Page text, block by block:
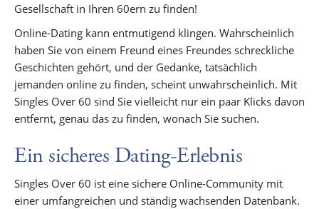
Gesellschaft in Ihren 60ern zu finden!
Online-Dating kann entmutigend klingen. Wahrscheinlich
haben Sie von einem Freund eines Freundes schreckliche
Geschichten gehört, und der Gedanke, tatsächlich
jemanden online zu finden, scheint unwahrscheinlich. Mit
Singles Over 60 sind Sie vielleicht nur ein paar Klicks davon
entfernt, genau das zu finden, wonach Sie suchen.
Ein sicheres Dating-Erlebnis
Singles Over 60 ist eine sichere Online-Community mit
einer umfangreichen und ständig wachsenden Datenbank.